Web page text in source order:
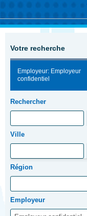
Votre recherche
Employeur: Employeur
confidentiel
Rechercher
Ville
Région
Employeur